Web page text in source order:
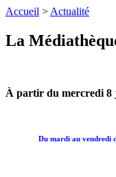
Accueil >Actualité
La
À partir du mercredi 8
Du mardi au vendredi